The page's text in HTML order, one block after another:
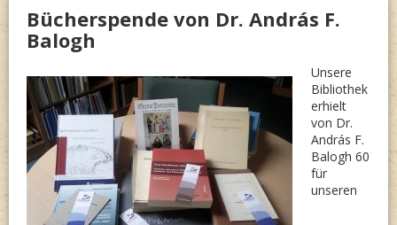
Bücherspende von Dr. András F.
Balogh
Unsere
Bibliothek
erhielt
von Dr.
András F.
Balogh 60
für
unseren